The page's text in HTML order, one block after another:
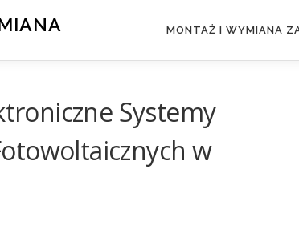
MONTAŻ I WYMIANA
Systemy
w